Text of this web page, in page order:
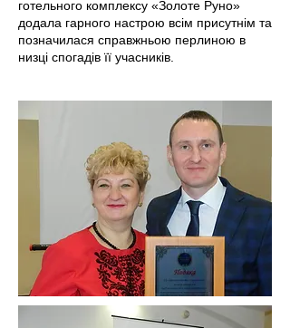
готельного комплексу «Золоте Руно»
додала гарного настрою всім присутнім та
позначилася справжньою перлиною в
низці спогадів її учасників.